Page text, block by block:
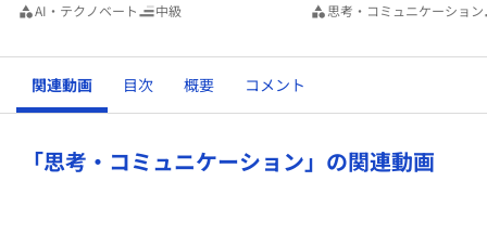
AI・テクノベート 中級 思考・コミュニケーション
関連動画 目次 概要 コメント
「思考・コミュニケーション」の関連動画